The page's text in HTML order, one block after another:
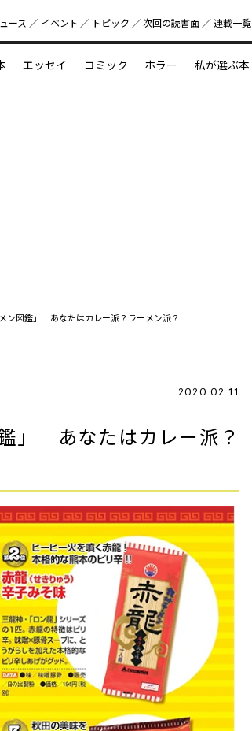
日
ース イベント トピック 次回の読書⾯ 連載一覧
エッセイ コミック ホラー 私が選ぶ本
ン図鑑」 あなたはカレー派？ラーメン派？
2020.02.11
」 あなたはカレー派？